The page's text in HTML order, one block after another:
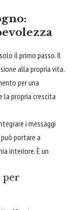
il primo passo. Il
alla propria vita.
per una
la propria crescita
i messaggi
portare a
interiore. È un
per